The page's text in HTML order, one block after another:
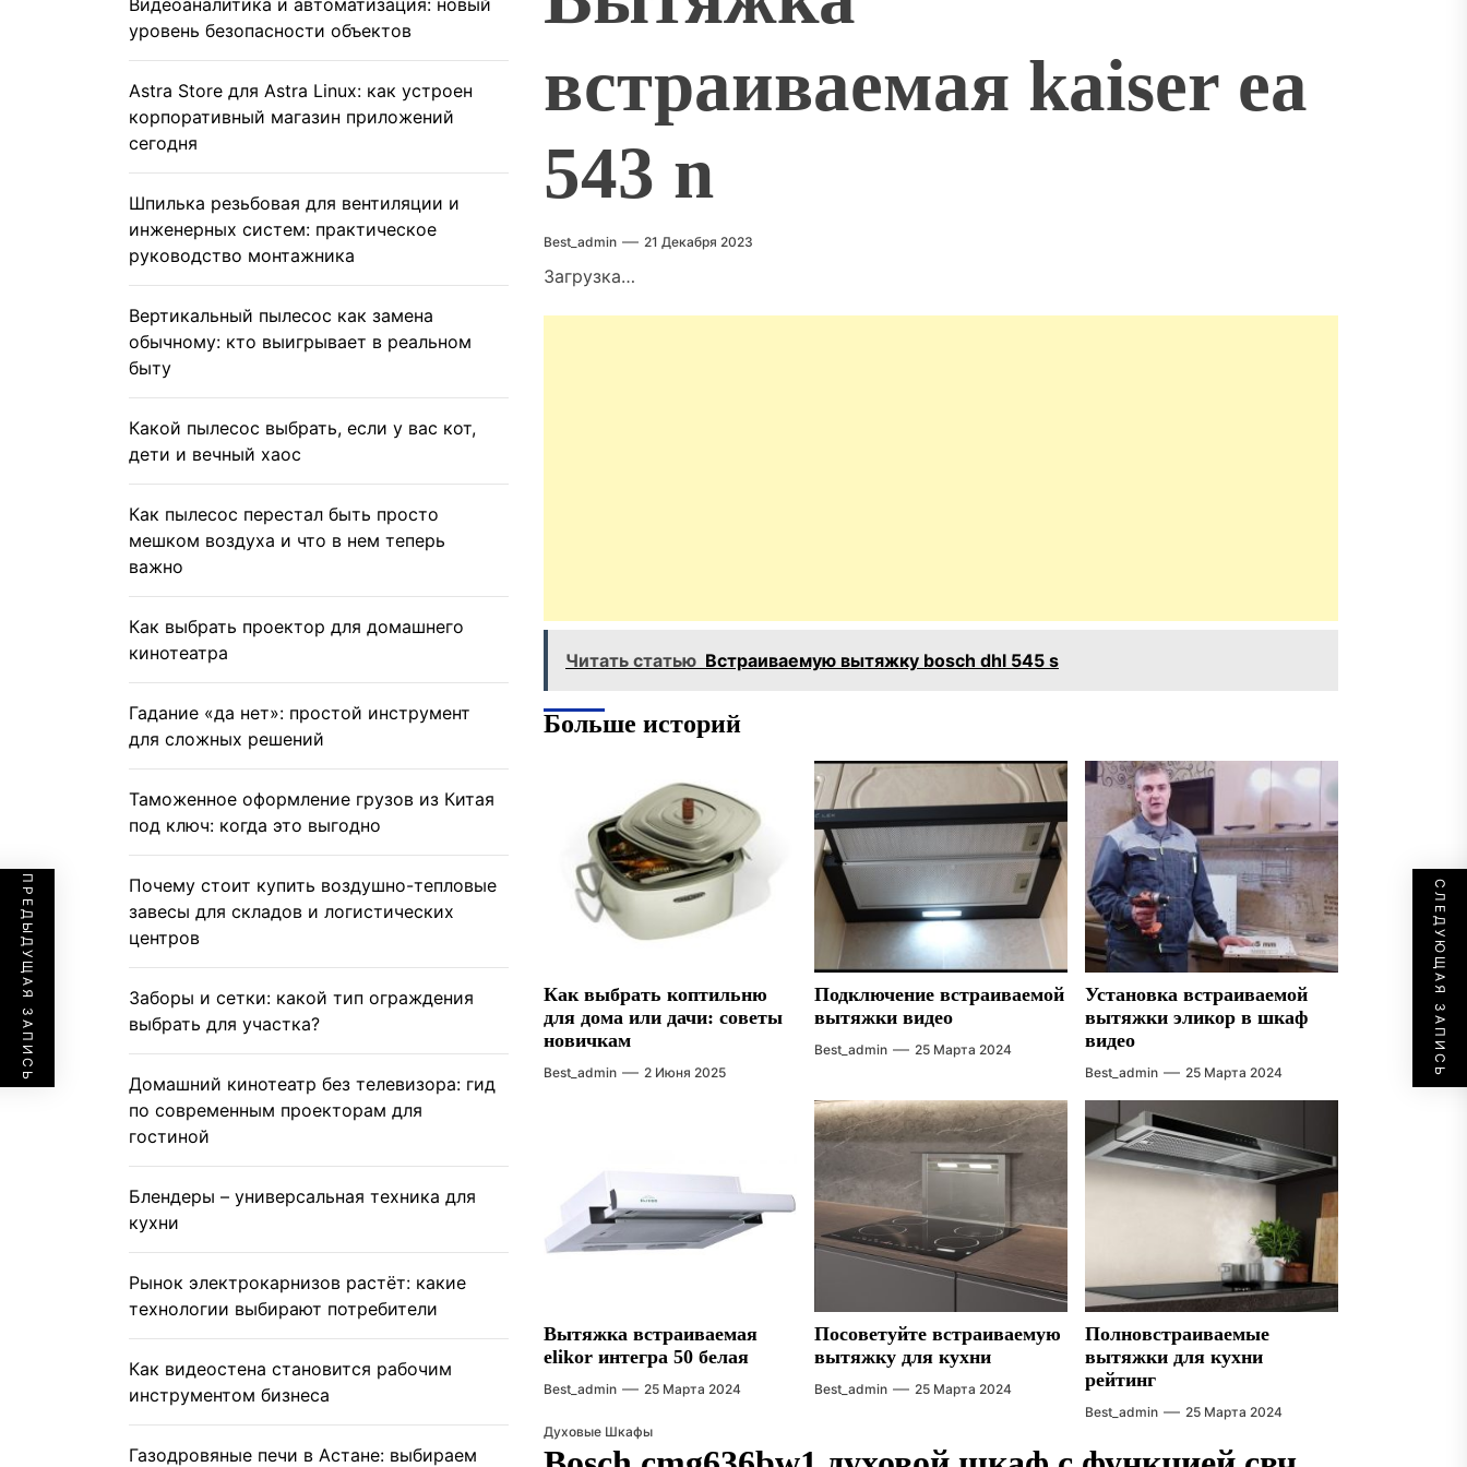
встраиваемая kaiser ea
543 n
Best_admin 21 Декабря 2023
Загрузка…
Читать статью Встраиваемую вытяжку bosch dhl 545 s
ПРЕДЫДУЩАЯ ЗАПИСЬ СЛЕДУЮЩАЯ ЗАПИСЬ
Больше историй
Как выбрать коптильню
для дома или дачи: советы
новичкам
Best_admin 2 Июня 2025
Подключение встраиваемой
вытяжки видео
Best_admin 25 Марта 2024
Установка встраиваемой
вытяжки эликор в шкаф
видео
Best_admin 25 Марта 2024
Вытяжка встраиваемая
elikor интегра 50 белая
Best_admin 25 Марта 2024
Посоветуйте встраиваемую
вытяжку для кухни
Best_admin 25 Марта 2024
Полновстраиваемые
вытяжки для кухни
рейтинг
Best_admin
25 Марта 2024
Духовые Шкафы
Видеоаналитика и автоматизация: новый
уровень безопасности объектов
Astra Store для Astra Linux: как устроен
корпоративный магазин приложений
сегодня
Шпилька резьбовая для вентиляции и
инженерных систем: практическое
руководство монтажника
Вертикальный пылесос как замена
обычному: кто выигрывает в реальном
быту
Какой пылесос выбрать, если у вас кот,
дети и вечный хаос
Как пылесос перестал быть просто
мешком воздуха и что в нем теперь
важно
Как выбрать проектор для домашнего
кинотеатра
Гадание «да нет»: простой инструмент
для сложных решений
Таможенное оформление грузов из Китая
под ключ: когда это выгодно
Почему стоит купить воздушно-тепловые
завесы для складов и логистических
центров
Заборы и сетки: какой тип ограждения
выбрать для участка?
Домашний кинотеатр без телевизора: гид
по современным проекторам для
гостиной
Блендеры – универсальная техника для
кухни
Рынок электрокарнизов растёт: какие
технологии выбирают потребители
Как видеостена становится рабочим
инструментом бизнеса
Газодровяные печи в Астане: выбираем